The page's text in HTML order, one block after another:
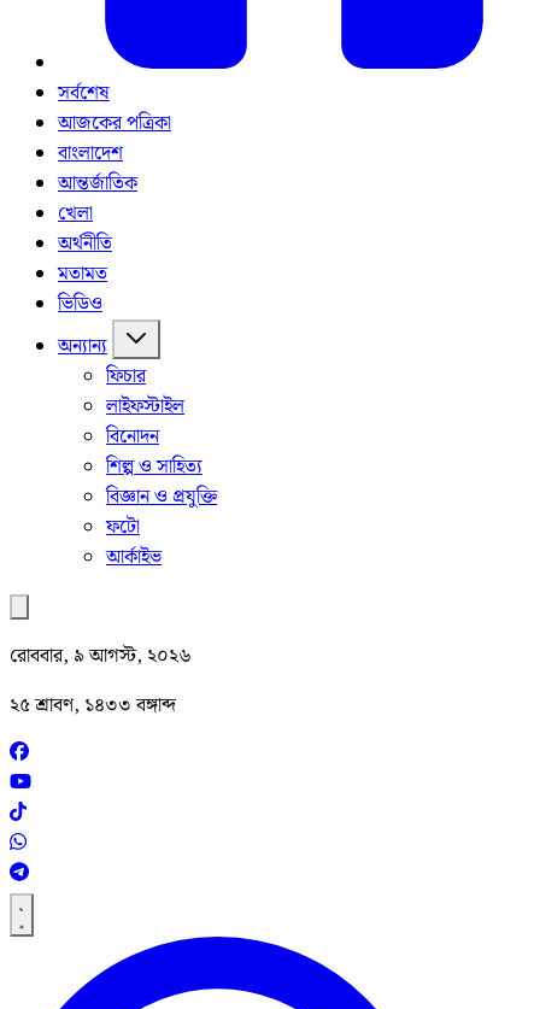
সর্বশেষ
আজকের পত্রিকা
বাংলাদেশ
আন্তর্জাতিক
খেলা
অর্থনীতি
মতামত
ভিডিও
অন্যান্য
ফিচার
লাইফস্টাইল
বিনোদন
শিল্প ও সাহিত্য
বিজ্ঞান ও প্রযুক্তি
ফটো
আর্কাইভ
রোববার, ৯ আগস্ট, ২০২৬
২৫ শ্রাবণ, ১৪৩৩ বঙ্গাব্দ